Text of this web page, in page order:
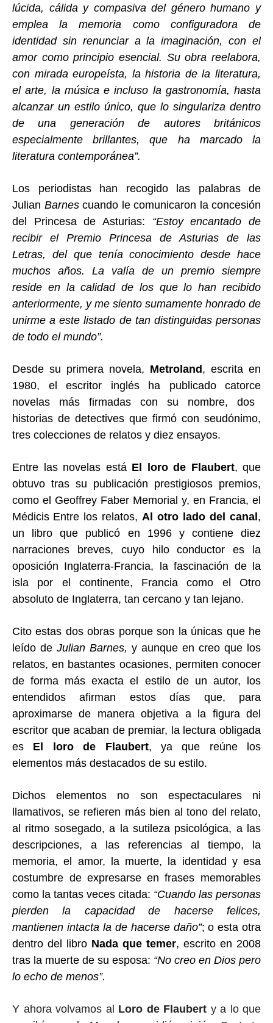
lúcida, cálida y compasiva del género humano y
emplea la memoria como configuradora de
identidad sin renunciar a la imaginación, con el
amor como principio esencial. Su obra reelabora,
con mirada europeísta, la historia de la literatura,
el arte, la música e incluso la gastronomía, hasta
alcanzar un estilo único, que lo singulariza dentro
de una generación de autores británicos
especialmente brillantes, que ha marcado la
literatura contemporánea”.
Los periodistas han recogido las palabras de
Julian Barnescuando le comunicaron la concesión
del Princesa de Asturias: “Estoy encantado de
recibir el Premio Princesa de Asturias de las
Letras, del que tenía conocimiento desde hace
muchos años. La valía de un premio siempre
reside en la calidad de los que lo han recibido
anteriormente, y me siento sumamente honrado de
unirme a este listado de tan distinguidas personas
de todo el mundo”.
Desde su primera novela, Metroland , escrita en
1980, el escritor inglés ha publicado catorce
novelas más firmadas con su nombre, dos
historias de detectives que firmó con seudónimo,
tres colecciones de relatos y diez ensayos.
Entre las novelas está El loro de Flaubert, que
obtuvo tras su publicación prestigiosos premios,
como el Geoffrey Faber Memorial y, en Francia, el
Médicis Entre los rel atos, Al otro lado del canal ,
un libro que publicó en 1996 y contienediez
narraciones breves, cuyo hilo conductor es la
oposición Inglaterra-Francia, la fascinación de la
isla por el continente, Francia como el Otro
absoluto de Inglaterra, tan cercano y tan lejano.
Cito estas dos obras porque son la únicas que he
leído de Julian Barnes, y aunque en creo que los
relatos,en bastantes ocasiones, permiten conocer
de forma más exacta el estilo de un autor,
los
entendidos afirman estos días que, para
aproximarse de manera objetiva a la figura de
escritor que acaban de premiar, la lectura obligada
es El loro de Flaubert, ya que reúne los
elementos más destacados de su estilo.
Dichos elementos no son espectaculares ni
llamativos, se refieren más bien al tono del relato,
al ritmo sosegado, a la sutileza psicológica, a las
descripciones, a las referencias al tiempo, la
memoria, el amor, la muerte, la identidad y esa
costumbre de expresarse en frases memorables
como la tantas veces citada: “Cuando las personas
pierden la capacidad de hacerse felices,
mantienen intacta la de hacerse daño”; o esta otra
dentro del libro Nada que temer, escrito en 2008
tras la muerte de su esposa: “No creo en Dios pero
lo echo de menos”.
Y ahora volvamos al Loro de Flaubert y a lo que